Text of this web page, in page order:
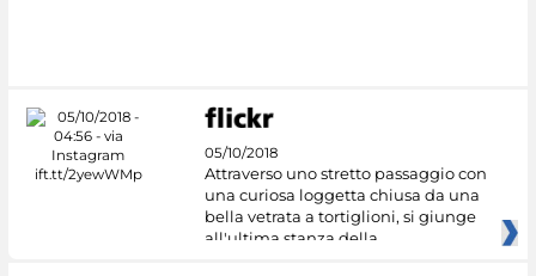
05/10/2018
Attraverso uno stretto passaggio con
una curiosa loggetta chiusa da una
bella vetrata a tortiglioni, si giunge
all'ultima stanza della